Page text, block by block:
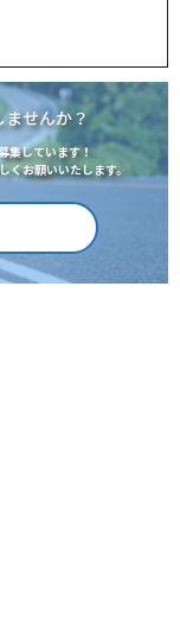
ませんか？
集しています！
お願いいたします。